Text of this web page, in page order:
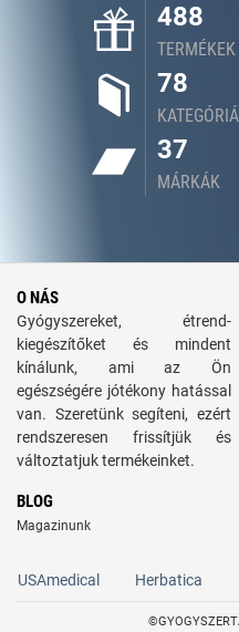
488
TERMÉKEK
78
37
MÁRKÁK
O NÁS
Gyógyszereket, étrend-
kiegészítőket és mindent
kínálunk, ami az Ön
egészségére jótékony hatással
van. Szeretünk segíteni, ezért
rendszeresen frissítjük és
változtatjuk termékeinket.
BLOG
Magazinunk
USAmedical Herbatica